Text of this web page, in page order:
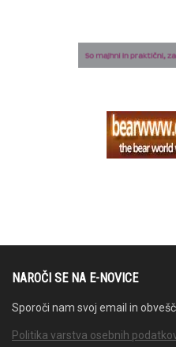
NAROČI SE NA E-NOVICE
Sporoči nam svoj email in
Politika varstva osebnih